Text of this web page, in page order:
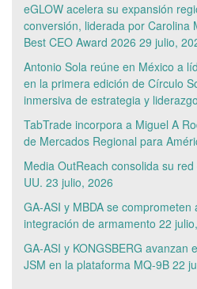
eGLOW acelera su expansión
conversión, liderada por Carolina
Best CEO Award 2026 29 julio,
Antonio Sola reúne en México a
en la primera edición de Círculo
inmersiva de estrategia y liderazgo
TabTrade incorpora a Miguel A
de Mercados Regional para
Media OutReach consolida su
UU. 23 julio, 2026
GA-ASI y MBDA se
integración de armamento 22
GA-ASI y KONGSBERG avanzan
JSM en la plataforma MQ-9B 22